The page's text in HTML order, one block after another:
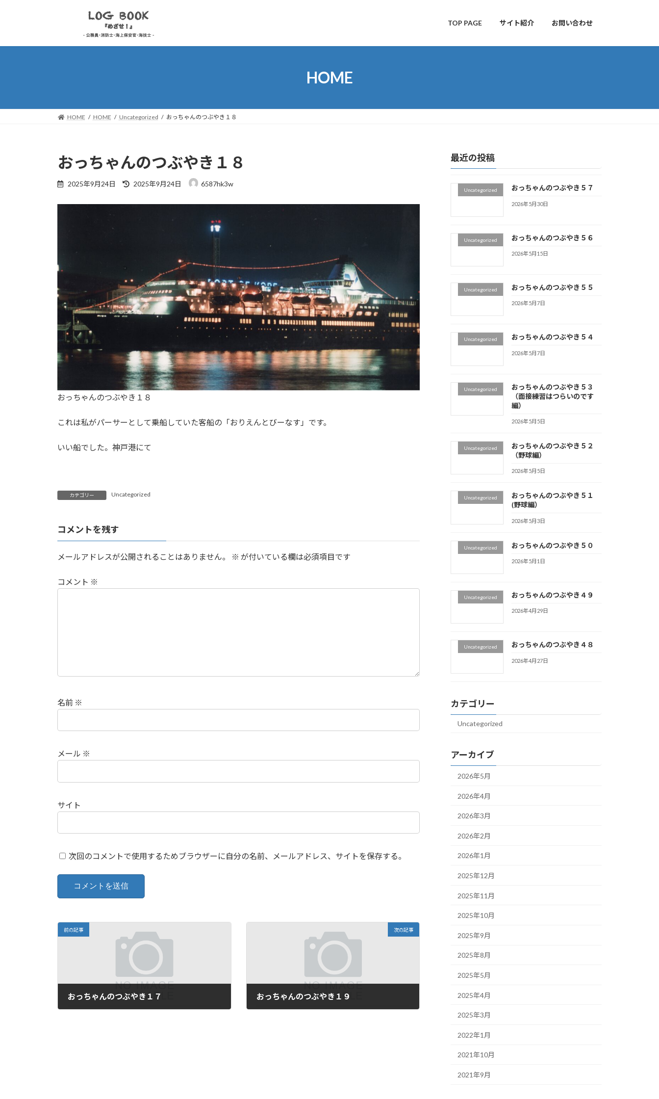
プ
動
TOP PAGE サイト紹介 お問い合わせ
HOME
HOME HOME Uncategorized おっちゃんのつぶやき１８
おっちゃんのつぶやき１８
2025年9月24日
最
2025年9月24日 6587hk3w
おっちゃんのつぶやき１８
これは私がパーサーとして乗船していた客船の「おりえんとびーなす」です。
いい船でした。神戸港にて
カテゴリー Uncategorized
コメントを残す
メールアドレスが公開されることはありません。 ※ が付いている欄は必須項目です
コメント ※
名前 ※
メール ※
サイト
次回のコメントで使用するためブラウザーに自分の名前、メールアドレス、サイトを保存する。
前の記事
おっちゃんのつぶやき１７
次の記事
おっちゃんのつぶやき１９
最近の投稿
Uncategorized おっちゃんのつぶやき５７
2026年5月30日
Uncategorized おっちゃんのつぶやき５６
2026年5月15日
Uncategorized おっちゃんのつぶやき５５
2026年5月7日
Uncategorized おっちゃんのつぶやき５４
2026年5月7日
Uncategorized
おっちゃんのつぶやき５３
（面接練習はつらいのです
編）
2026年5月5日
Uncategorized
おっちゃんのつぶやき５２
（野球編）
2026年5月5日
Uncategorized
おっちゃんのつぶやき５１
(野球編）
2026年5月3日
Uncategorized おっちゃんのつぶやき５０
2026年5月1日
Uncategorized おっちゃんのつぶやき４９
2026年4月29日
Uncategorized おっちゃんのつぶやき４８
2026年4月27日
カテゴリー
Uncategorized
アーカイブ
2026年5月
2026年4月
2026年3月
2026年2月
2026年1月
2025年12月
2025年11月
2025年10月
2025年9月
2025年8月
2025年5月
2025年4月
2025年3月
2022年1月
2021年10月
2021年9月